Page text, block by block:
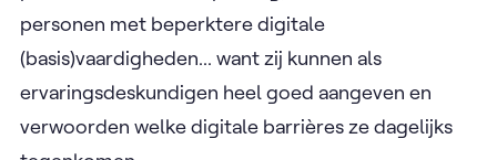
personen met beperktere digitale
(basis)vaardigheden... want zij kunnen als
ervaringsdeskundigen heel goed aangeven en
verwoorden welke digitale barrières ze dagelijks